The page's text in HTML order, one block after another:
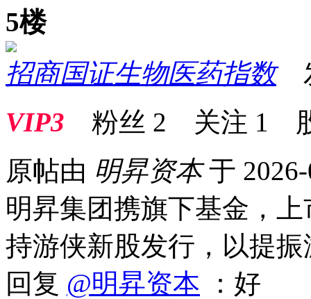
5楼
招商国证生物医药指数
VIP3 粉丝 2 关注 1
原帖由 明昇资本于
明昇集团携旗下基金，
持游侠新股发行，以提
回复 @明昇资本 ：好